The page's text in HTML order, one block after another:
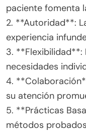
paciente fomenta
2. **Autoridad**:
experiencia
3. **Flexibilidad**:
necesidades
4.
su atención
5. **Prácticas
métodos